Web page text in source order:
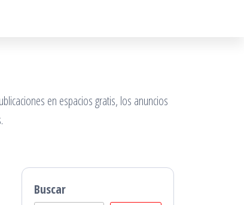
en espacios gratis, los anuncios
Buscar